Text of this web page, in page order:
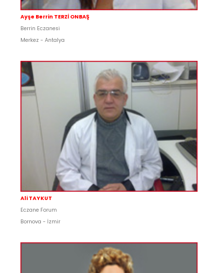
Ayşe Berrin TERZİ ONBAŞ
Berrin Eczanesi
Merkez - Antalya
Ali TAYKUT
Eczane Forum
Bornova - İzmir